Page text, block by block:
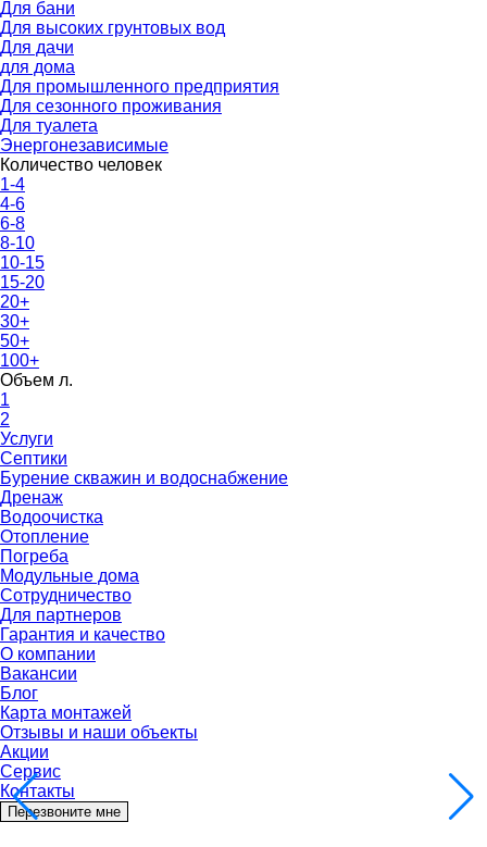
Для бани
Для высоких грунтовых вод
Для дачи
для дома
Для промышленного предприятия
Для сезонного проживания
Для туалета
Энергонезависимые
Количество человек
1-4
4-6
6-8
8-10
10-15
15-20
20+
30+
50+
100+
Объем л.
1
2
Услуги
Септики
Бурение скважин и водоснабжение
Дренаж
Водоочистка
Отопление
Погреба
Модульные дома
Сотрудничество
Для партнеров
Гарантия и качество
О компании
Вакансии
Блог
Карта монтажей
Отзывы и наши объекты
Акции
Сервис
Контакты
Перезвоните мне